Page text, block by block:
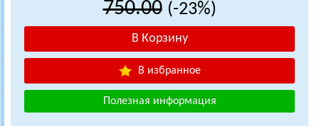
750.00 (-23%)
В избранное
Полезная информация